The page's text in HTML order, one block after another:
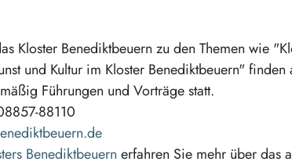
Kloster Benediktbeuern zu den Themen wie
und Kultur im Kloster Benediktbeuern"
Führungen und Vorträge statt.
88110
Benediktbeuern erfahren Sie mehr über das